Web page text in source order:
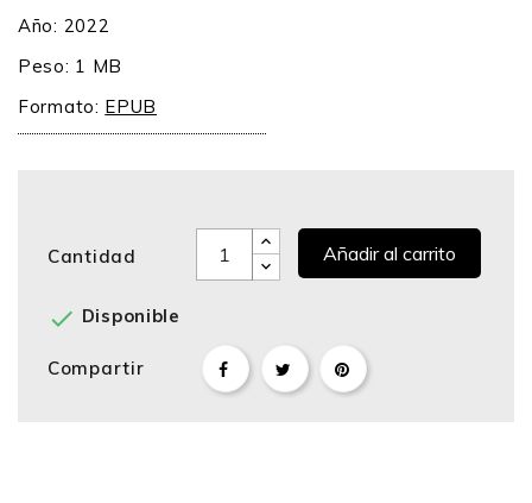
Año: 2022
Peso: 1 MB
Formato: EPUB
Cantidad Añadir al carrito
 Disponible
Compartir